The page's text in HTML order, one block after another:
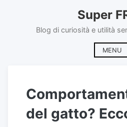
Super
Blog di curiosità e utilità
MENU
del gatto?